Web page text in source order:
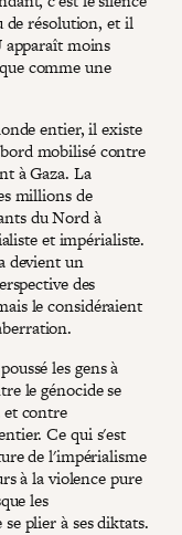
de résolution, et il
apparaît moins
comme une
entier, il existe
mobilisé contre
à Gaza. La
millions de
du Nord à
et impérialiste.
devient un
des
le considéraient
les gens à
le génocide se
et contre
Ce qui s'est
de l'impérialisme
à la violence pure
les
plier à ses diktats.